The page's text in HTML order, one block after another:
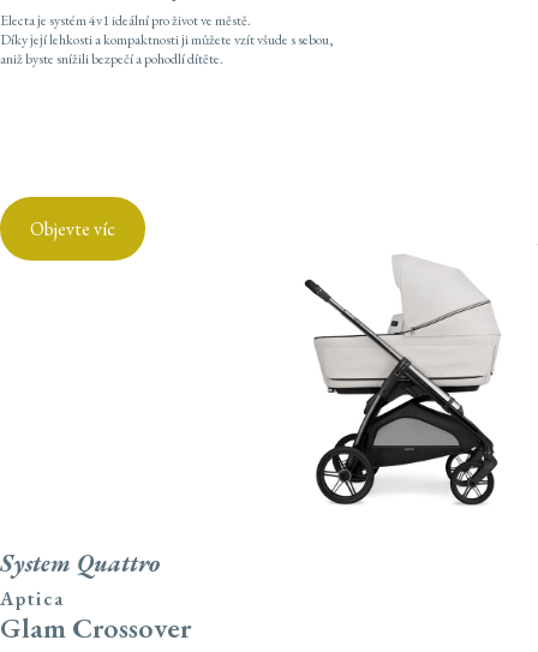
Electa je systém 4v1 ideální pro život ve městě.
Díky její lehkosti a kompaktnosti ji můžete vzít všude s sebou,
aniž byste snížili bezpečí a pohodlí dítěte.
Objevte víc
System Quattro
Aptica
Glam Crossover